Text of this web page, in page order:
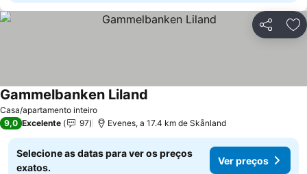
Partilhar
Casa/apartamento inteiro
Gammelbanken Liland
9,0 Excelente 97 Evenes, a 17.4 km de Skånland
Selecione as datas para ver os preços
exatos.
Ver preços